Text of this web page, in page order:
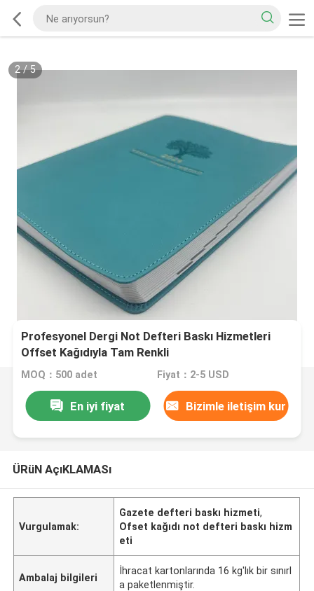
2/5
Profesyonel Dergi Not Defteri Baskı Hizmetleri
Offset Kağıdıyla Tam Renkli
MOQ：500 adet Fiyat：2-5 USD
En iyi fiyat Bizimle iletişim kur
ÜRüN AçıKLAMASı
Vurgulamak:
Gazete defteri baskı hizmeti,
Ofset kağıdı not defteri baskı hizm
eti
Ambalaj bilgileri
İhracat kartonlarında 16 kg'lık bir sınırl
a paketlenmiştir.